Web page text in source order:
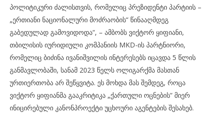
პოლიტიკური ძალისთვის, რომელიც პრეზიდენტი პარტიის –
„ერთიანი ნაციონალური მოძრაობის“ წინააღმდეგ
გაბედულად გამოვიდოდა“, – ამბობს ვიქტორ ყიფიანი,
თბილისის იურიდიული კომპანიის MKD-ის პარტნიორი,
რომელიც ბიძინა ივანიშვილის ინტერესებს იცავდა 5 წლის
განმავლობაში, სანამ 2023 წელს ოლიგარქმა მასთან
ურთიერთობა არ შეწყვიტა. ეს მოხდა მას შემდეგ, როცა
ვიქტორ ყიფიანმა გააკრიტიკა „ქართული ოცნების“ მიერ
ინიცირებული კანონპროექტი უცხოური აგენტების შესახებ.